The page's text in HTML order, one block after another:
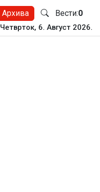
Архива Вести:0
Четврток, 6. Август 2026.